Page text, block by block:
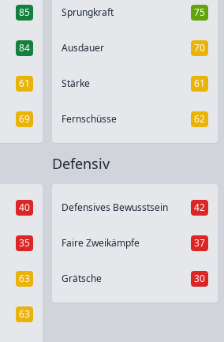
85
84
61
69
Sprungkraft 75
Ausdauer 70
Stärke 61
Fernschüsse 62
40
35
63
63
Defensiv
Defensives Bewusstsein 42
Faire Zweikämpfe 37
Grätsche 30